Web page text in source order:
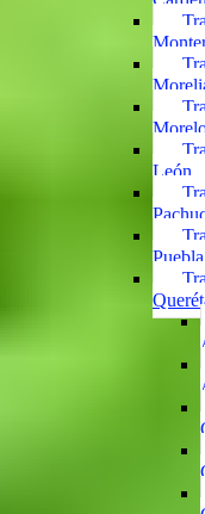
León
Puebla